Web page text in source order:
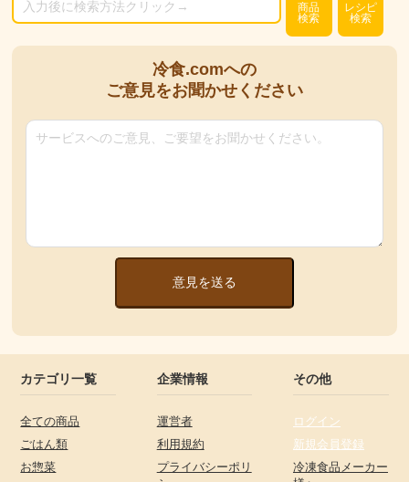
商品
検索
レシピ
検索
冷食.comへの
ご意見をお聞かせください
意見を送る
カテゴリ一覧
全ての商品
ごはん類
お惣菜
企業情報
運営者
利用規約
プライバシーポリ
その他
ログイン
新規会員登録
冷凍食品メーカー